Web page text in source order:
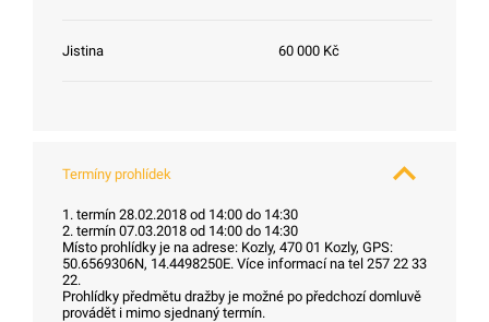
Jistina 60 000 Kč
Termíny prohlídek
1. termín 28.02.2018 od 14:00 do 14:30
2. termín 07.03.2018 od 14:00 do 14:30
Místo prohlídky je na adrese: Kozly, 470 01 Kozly, GPS:
50.6569306N, 14.4498250E. Více informací na tel 257 22 33
22.
Prohlídky předmětu dražby je možné po předchozí domluvě
provádět i mimo sjednaný termín.